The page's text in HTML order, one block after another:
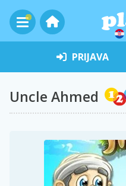
PRIJAVA
Uncle Ahmed